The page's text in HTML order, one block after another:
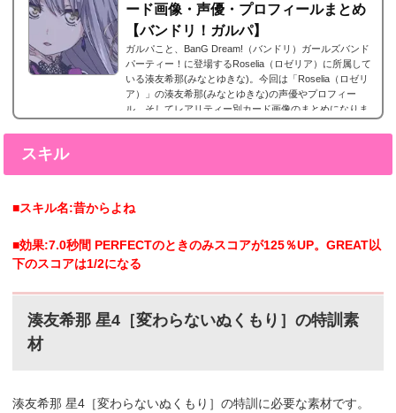
ード画像・声優・プロフィールまとめ
【バンドリ！ガルパ】
ガルパこと、BanG Dream!（バンドリ）ガールズバンド
パーティー！に登場するRoselia（ロゼリア）に所属して
いる湊友希那(みなとゆきな)。今回は「Roselia（ロゼリ
ア）」の湊友希那(みなとゆきな)の声優やプロフィー
ル、そしてレアリティー別カード画像のまとめになりま
スキル
■スキル名:昔からよね
■効果:7.0秒間 PERFECTのときのみスコアが125％UP。GREAT以
下のスコアは1/2になる
湊友希那 星4［変わらないぬくもり］の特訓素
材
湊友希那 星4［変わらないぬくもり］の特訓に必要な素材です。